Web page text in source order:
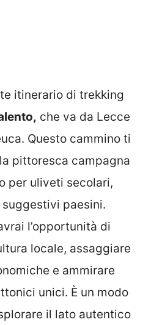
itinerario di trekking
che va da Lecce
Questo cammino ti
pittoresca campagna
per uliveti secolari,
paesini.
l’opportunità di
locale, assaggiare
e ammirare
unici. È un modo
il lato autentico